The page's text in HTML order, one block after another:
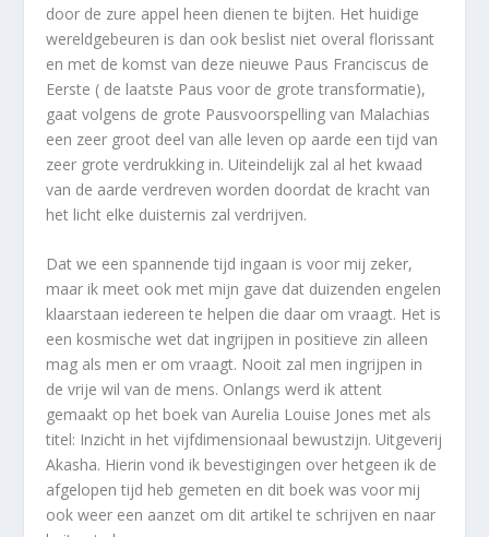
door de zure appel heen dienen te bijten. Het huidige
wereldgebeuren is dan ook beslist niet overal florissant
en met de komst van deze nieuwe Paus Franciscus de
Eerste ( de laatste Paus voor de grote transformatie),
gaat volgens de grote Pausvoorspelling van Malachias
een zeer groot deel van alle leven op aarde een tijd van
zeer grote verdrukking in. Uiteindelijk zal al het kwaad
van de aarde verdreven worden doordat de kracht van
het licht elke duisternis zal verdrijven.
Dat we een spannende tijd ingaan is voor mij zeker,
maar ik meet ook met mijn gave dat duizenden engelen
klaarstaan iedereen te helpen die daar om vraagt. Het is
een kosmische wet dat ingrijpen in positieve zin alleen
mag als men er om vraagt. Nooit zal men ingrijpen in
de vrije wil van de mens. Onlangs werd ik attent
gemaakt op het boek van Aurelia Louise Jones met als
titel: Inzicht in het vijfdimensionaal bewustzijn. Uitgeverij
Akasha. Hierin vond ik bevestigingen over hetgeen ik de
afgelopen tijd heb gemeten en dit boek was voor mij
ook weer een aanzet om dit artikel te schrijven en naar